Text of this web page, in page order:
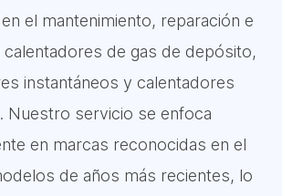
el mantenimiento, reparación e
calentadores de gas de depósito,
instantáneos y calentadores
Nuestro servicio se enfoca
en marcas reconocidas en el
de años más recientes, lo